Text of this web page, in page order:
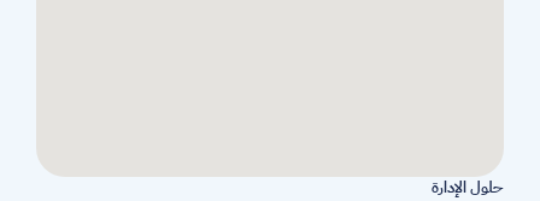
حلول الإدارة